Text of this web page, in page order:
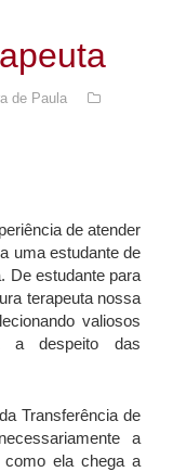
de Paula
de atender
uma estudante de
De estudante para
terapeuta nossa
valiosos
a despeito das
Transferência de
a
como ela chega a